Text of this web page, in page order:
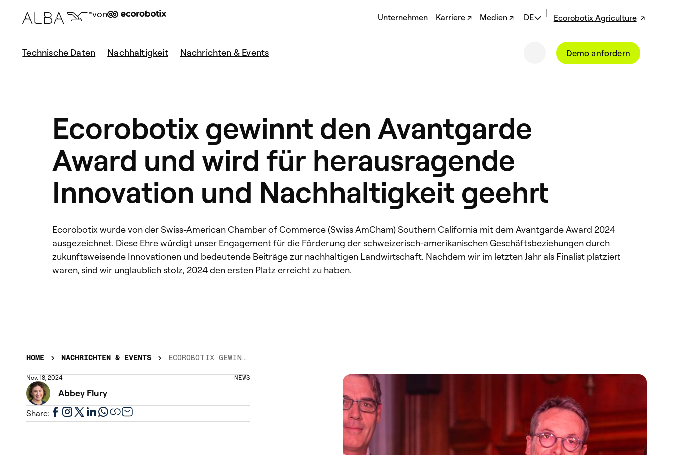
von Ecorobotix Agriculture
Technische Daten Nachhaltigkeit Nachrichten & Events
Unternehmen Karriere ↗ Medien ↗ DE
Demo anfordern
Ecorobotix gewinnt den Avantgarde
Award und wird für herausragende
Innovation und Nachhaltigkeit geehrt
Ecorobotix wurde von der Swiss-American Chamber of Commerce (Swiss AmCham) Southern California mit dem Avantgarde Award 2024
ausgezeichnet. Diese Ehre würdigt unser Engagement für die Förderung der schweizerisch-amerikanischen Geschäftsbeziehungen durch
zukunftsweisende Innovationen und bedeutende Beiträge zur nachhaltigen Landwirtschaft. Nachdem wir im letzten Jahr als Finalist platziert
waren, sind wir unglaublich stolz, 2024 den ersten Platz erreicht zu haben.
HOME NACHRICHTEN & EVENTS ECOROBOTIX GEWINNT DEN AVANTGARDE AWARD UND WIRD FÜR HERAUSRAGENDE INNOVATION UND NACHHALTIGKEIT GEEHRT
Nov. 18, 2024 NEWS
Abbey Flury
Share: